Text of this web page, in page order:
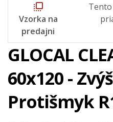
flip_to_front
Vzorka na
predajni
GLOCAL
60x120 -
Protišmyk